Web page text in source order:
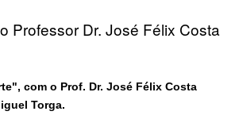
Professor Dr. José Félix Costa
com o Prof. Dr. José Félix Costa
Torga​.